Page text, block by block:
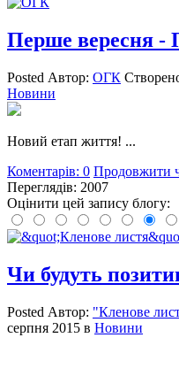
Перше вересня -
Posted Автор: ОГК
Новини
Новий етап життя! ...
Коментарів: 0 Продовжити
Переглядів: 2007
Оцінити цей запису блогу:
Чи будуть
Posted Автор: "Кленове
серпня 2015 в Новини